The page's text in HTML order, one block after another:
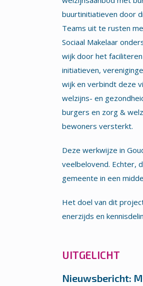
buurtinitiatieven door
Teams uit te rusten
Sociaal Makelaar
wijk door het
initiatieven,
wijk en verbindt deze
welzijns- en
burgers en zorg &
bewoners versterkt.
Deze werkwijze in
veelbelovend. Echter,
gemeente in een
Het doel van dit
enerzijds en
UITGELICHT
Nieuwsbericht: